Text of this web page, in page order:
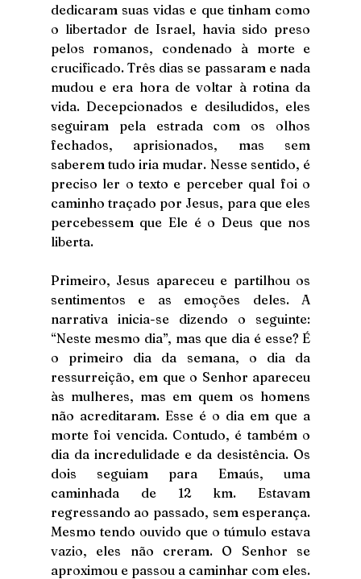
dedicaram suas vidas e que tinham como
o libertador de Israel, havia sido preso
pelos romanos, condenado à morte e
crucificado. Três dias se passaram e nada
mudou e era hora de voltar à rotina da
vida. Decepcionados e desiludidos, eles
seguiram pela estrada com os olhos
fechados, aprisionados, mas sem
saberem tudo iria mudar. Nesse sentido, é
preciso ler o texto e perceber qual foi o
caminho traçado por Jesus, para que eles
percebessem que Ele é o Deus que nos
liberta.
Primeiro, Jesus apareceu e partilhou os
sentimentos e as emoções deles. A
narrativa inicia-se dizendo o seguinte:
“Neste mesmo dia”, mas que dia é esse? É
o primeiro dia da semana, o dia da
ressurreição, em que o Senhor apareceu
às mulheres, mas em quem os homens
não acreditaram. Esse é o dia em que a
morte foi vencida. Contudo, é também o
dia da incredulidade e da desistência. Os
dois seguiam para Emaús, uma
caminhada de 12 km. Estavam
regressando ao passado, sem esperança.
Mesmo tendo ouvido que o túmulo estava
vazio, eles não creram. O Senhor se
aproximou e passou a caminhar com eles.